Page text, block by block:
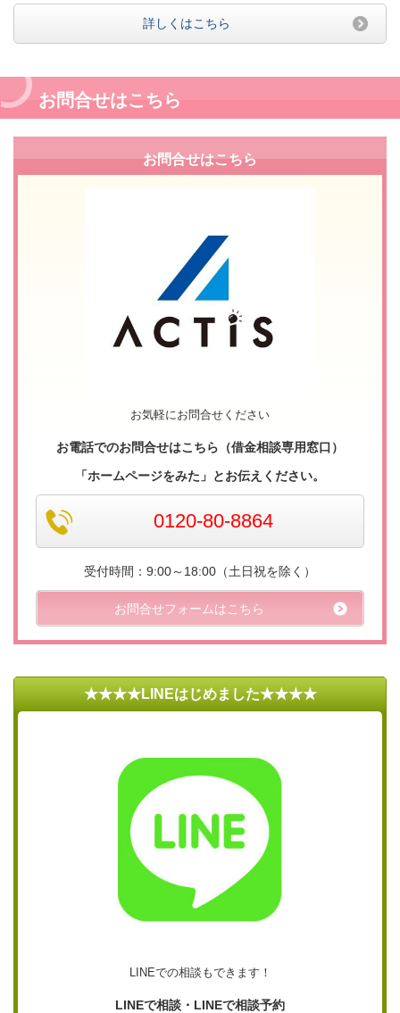
詳しくはこちら
お問合せはこちら
お問合せはこちら
お気軽にお問合せください
お電話でのお問合せはこちら（借金相談専用窓口）
「ホームページをみた」とお伝えください。
0120-80-8864
受付時間：9:00～18:00（土日祝を除く）
お問合せフォームはこちら
★★★★LINEはじめました★★★★
LINEでの相談もできます！
LINEで相談・LINEで相談予約